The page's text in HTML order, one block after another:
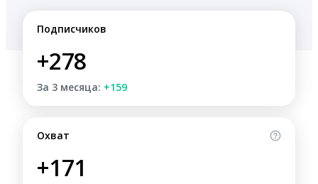
Подписчиков
+278
За 3 месяца: +159
Охват
+171